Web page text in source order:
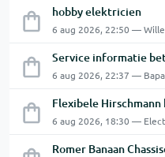
hobby elektricien
6 aug 2026, 22:50 —
6 aug 2026, 22:37 —
6 aug 2026, 18:30 —
Romer Banaan